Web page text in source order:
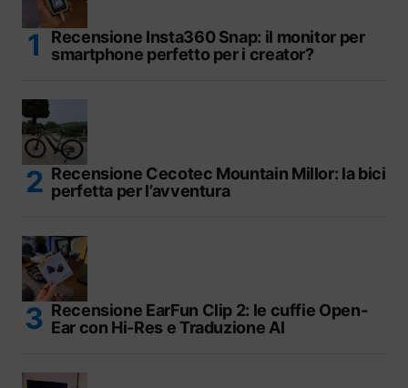
Recensione Insta360 Snap: il monitor per
smartphone perfetto per i creator?
Recensione Cecotec Mountain Millor: la bici
perfetta per l’avventura
Recensione EarFun Clip 2: le cuffie Open-
Ear con Hi-Res e Traduzione AI